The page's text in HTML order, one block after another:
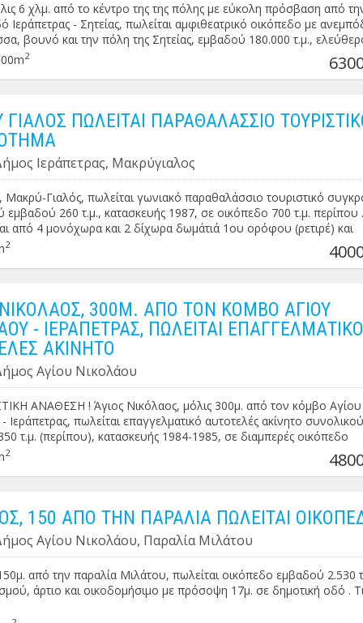
6 χλμ. από το κέντρο της της πόλης με εύκολη πρόσβαση από
Ιεράπετρας - Σητείας, πωλείται αμφιθεατρικό οικόπεδο με
βουνό και την πόλη της Σητείας, εμβαδού 180.000 τ.μ.,
και αρχαιολογία . Κατάλληλο για οποιαδήποτε χρήση . Τιμή :
2
ΠΩΛΕΙΤΑΙ ΠΑΡΑΘΑΛΑΣΣΙΟ
Ιεράπετρας, Μακρύγιαλος
Μακρύ-Γιαλός, πωλείται γωνιακό παραθαλάσσιο τουριστικό
εμβαδού 260 τ.μ., κατασκευής 1987, σε οικόπεδο 700 τ.μ. περίπου .
από 4 μονόχωρα και 2 δίχωρα δωμάτιά 1ου ορόφου (ρετιρέ) και
αποθήκη στο ισόγειο . Το ακίνητο διαθέτει μεγάλο εξωτερικό
πλευρά οποίος είναι εξ αδιαιρέτου με το ισόγειο κατάστημα
2
300Μ. ΑΠΟ ΤΟΝ ΚΟΜΒΟ ΑΓΙΟΥ
- ΙΕΡΑΠΕΤΡΑΣ, ΠΩΛΕΙΤΑΙ ΕΠΑΓΓΕΛΜΑΤΙΚΟ
ΑΚΙΝΗΤΟ
Αγίου Νικολάου
ΑΝΑΘΕΣΗ ! Άγιος Νικόλαος, μόλις 300μ. από τον κόμβο Αγίου
Ιεράπετρας, πωλείται επαγγελματικό αυτοτελές ακίνητο συνολικού
τ.μ. (περίπου), κατασκευής 1984-1985, σε διαμπερές οικόπεδο
τ.μ., με προσόψεις 57μ. σε παρακαμπτήριο δρόμο του
και 18μ. σε δημοτική οδό. Αποτελείται από ισόγειο εμβαδού
ιατρικό κέντρο, εκπαιδευτήριο, γραφεία, ασφαλιστική εταιρεία,
εστίασης, χώρο εκδηλώσεων κλπ.). Χρήζει ολικής ανακαίνισης .
: https://maps.app.goo.gl/qiWqJgeKAyDfX76PA Τιμή: 480.000€
2
150 ΑΠΟ ΤΗΝ ΠΑΡΑΛΙΑ ΠΩΛΕΙΤΑΙ
Αγίου Νικολάου, Παραλία Μιλάτου
από την παραλία Μιλάτου, πωλείται οικόπεδο εμβαδού 2.530
άρτιο και οικοδομήσιμο με πρόσοψη 17μ. σε δημοτική οδό .